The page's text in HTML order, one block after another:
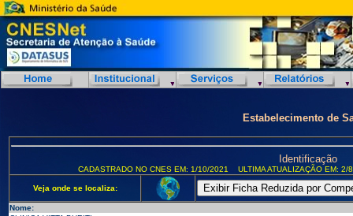
Estabelecimento de
Identificação
CADASTRADO NO CNES EM: 1/10/2021 ULTIMA ATUALIZAÇÃO EM:
Veja onde se localiza:
Nome: